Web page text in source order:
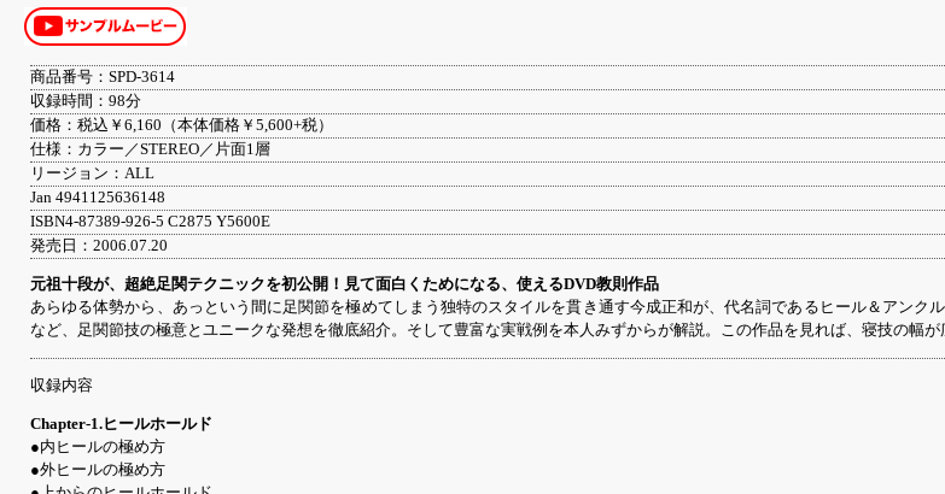
商品番号：SPD-3614
収録時間：98分
価格：税込￥6,160（本体価格￥5,600+税）
仕様：カラー／STEREO／片面1層
リージョン：ALL
Jan 4941125636148
ISBN4-87389-926-5 C2875 Y5600E
発売日：2006.07.20
元祖十段が、超絶足関テクニックを初公開！見て面白くためになる、使えるDVD教則作品
あらゆる体勢から、あっという間に足関節を極めてしまう独特のスタイルを貫き通す今成正和が、代名詞であるヒール＆アン
など、足関節技の極意とユニークな発想を徹底紹介。そして豊富な実戦例を本人みずからが解説。この作品を見れば、寝技の幅が
収録内容
Chapter-1.ヒールホールド
●内ヒールの極め方
●外ヒールの極め方